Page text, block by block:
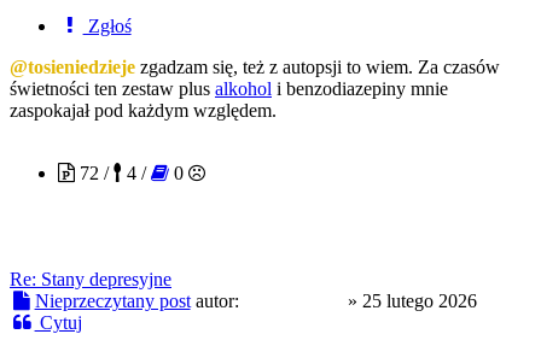
Zgłoś
@tosieniedzieje zgadzam się, też z autopsji to wiem. Za czasów
świetności ten zestaw plus alkohol i benzodiazepiny mnie
zaspokajał pod każdym względem.
72 /
4 / 0
Re: Stany depresyjne
Nieprzeczytany post autor: » 25 lutego 2026
Cytuj